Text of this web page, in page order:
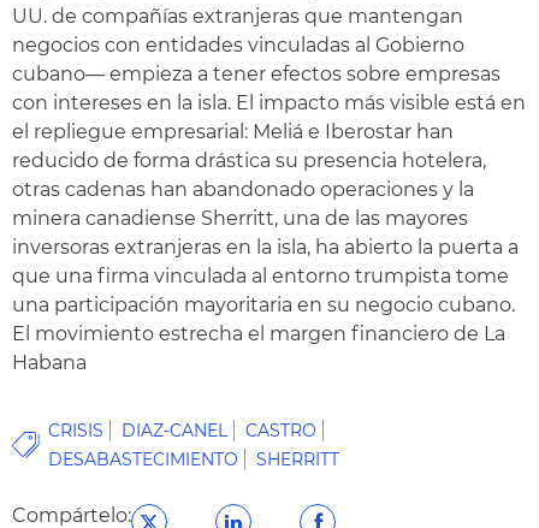
UU. de compañías extranjeras que mantengan
negocios con entidades vinculadas al Gobierno
cubano— empieza a tener efectos sobre empresas
con intereses en la isla. El impacto más visible está en
el repliegue empresarial: Meliá e Iberostar han
reducido de forma drástica su presencia hotelera,
otras cadenas han abandonado operaciones y la
minera canadiense Sherritt, una de las mayores
inversoras extranjeras en la isla, ha abierto la puerta a
que una firma vinculada al entorno trumpista tome
una participación mayoritaria en su negocio cubano.
El movimiento estrecha el margen financiero de La
Habana
CRISIS DIAZ-CANEL
CASTRO
DESABASTECIMIENTO
SHERRITT
Compártelo: